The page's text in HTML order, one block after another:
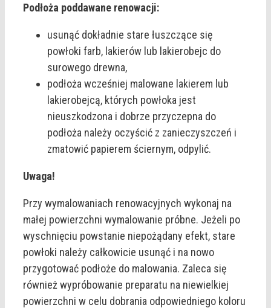
Podłoża poddawane renowacji:
usunąć dokładnie stare łuszczące się
powłoki farb, lakierów lub lakierobejc do
surowego drewna,
podłoża wcześniej malowane lakierem lub
lakierobejcą, których powłoka jest
nieuszkodzona i dobrze przyczepna do
podłoża należy oczyścić z zanieczyszczeń i
zmatowić papierem ściernym, odpylić.
Uwaga!
Przy wymalowaniach renowacyjnych wykonaj na
małej powierzchni wymalowanie próbne. Jeżeli po
wyschnięciu powstanie niepożądany efekt, stare
powłoki należy całkowicie usunąć i na nowo
przygotować podłoże do malowania. Zaleca się
również wypróbowanie preparatu na niewielkiej
powierzchni w celu dobrania odpowiedniego koloru